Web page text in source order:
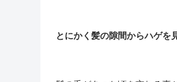
とにかく髪の隙間からハゲを